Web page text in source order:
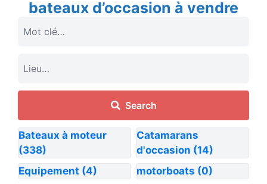
bateaux d’occasion à vendre
Search
Bateaux à moteur
(338)
Catamarans
d'occasion (14)
Equipement (4) motorboats (0)